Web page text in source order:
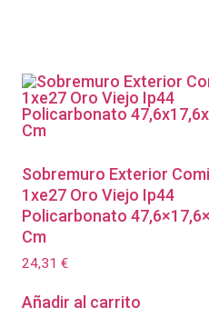
Sobremuro Exterior
1xe27 Oro Viejo Ip44
Policarbonato
Cm
24,31€
Añadir al carrito